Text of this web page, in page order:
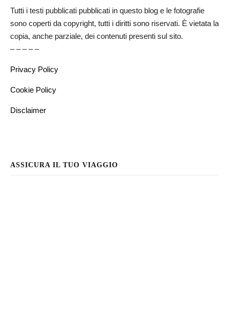
Tutti i testi pubblicati pubblicati in questo blog e le fotografie
sono coperti da copyright, tutti i diritti sono riservati. È vietata la
copia, anche parziale, dei contenuti presenti sul sito.
– – – – –
Privacy Policy
Cookie Policy
Disclaimer
ASSICURA IL TUO VIAGGIO